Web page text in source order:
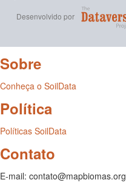
Desenvolvido por
Sobre
Conheça o SoilData
Política
Políticas SoilData
Contato
E-mail: contato@mapbiomas.org